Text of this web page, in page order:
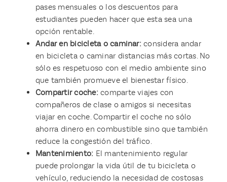
pases mensuales o los descuentos para
estudiantes pueden hacer que esta sea una
opción rentable.
Andar en bicicleta o caminar: considera andar
en bicicleta o caminar distancias más cortas. No
sólo es respetuoso con el medio ambiente sino
que también promueve el bienestar físico.
Compartir coche: comparte viajes con
compañeros de clase o amigos si necesitas
viajar en coche. Compartir el coche no sólo
ahorra dinero en combustible sino que también
reduce la congestión del tráfico.
Mantenimiento: El mantenimiento regular
puede prolongar la vida útil de tu bicicleta o
vehículo, reduciendo la necesidad de costosas